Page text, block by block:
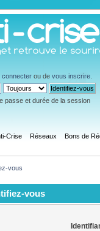
connecter ou de vous inscrire
passe et durée de la session
Crise Réseaux Bons de
vous
vous